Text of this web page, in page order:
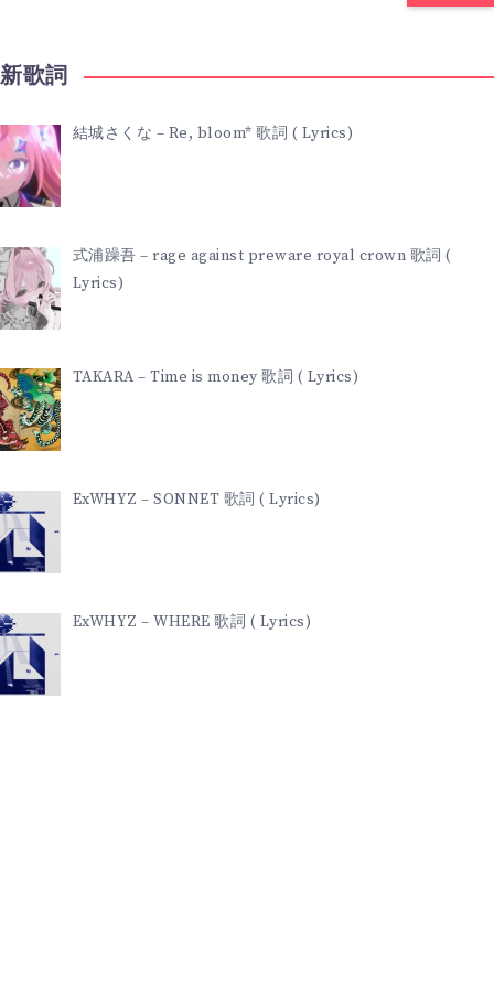
歌詞
結城さくな – Re, bloom* 歌詞 ( Lyrics)
式浦躁吾 – rage against preware royal crown 歌詞 (
Lyrics)
TAKARA – Time is money 歌詞 ( Lyrics)
ExWHYZ – SONNET 歌詞 ( Lyrics)
ExWHYZ – WHERE 歌詞 ( Lyrics)